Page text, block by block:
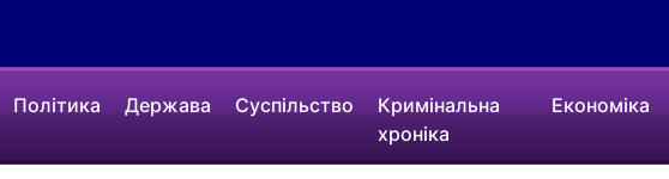
Політика Держава Суспільство
Кримінальна
хроніка
Економіка